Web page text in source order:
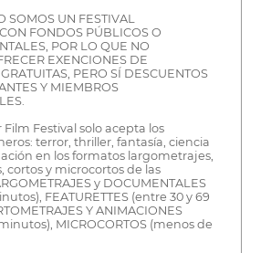
SOMOS UN FESTIVAL
FONDOS PÚBLICOS O
POR LO QUE NO
EXENCIONES DE
PERO SÍ DESCUENTOS
Y MIEMBROS
Film Festival solo acepta los
terror, thriller, fantasía, ciencia
en los formatos largometrajes,
cortos y microcortos de las
y DOCUMENTALES
FEATURETTES (entre 30 y 69
Y ANIMACIONES
MICROCORTOS (menos de